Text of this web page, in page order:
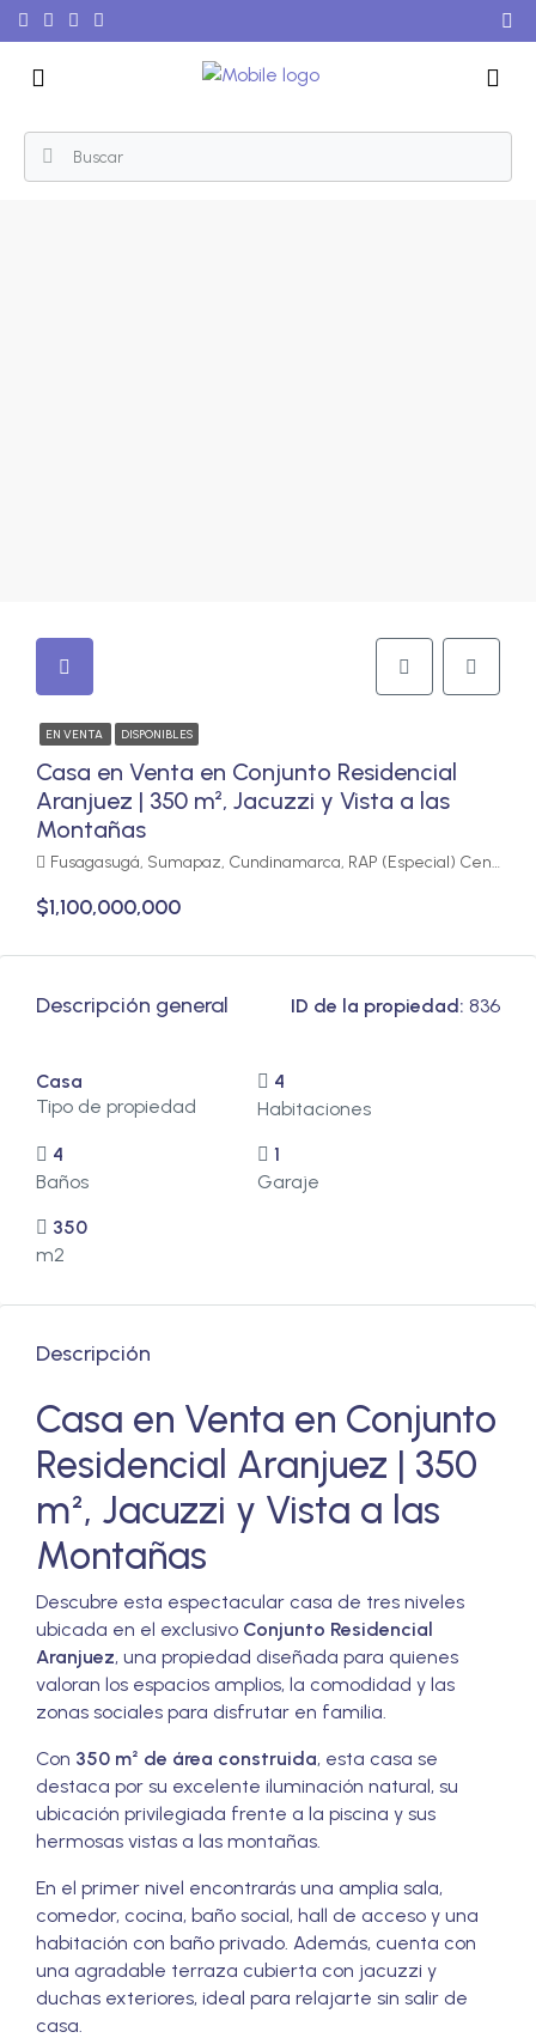
EN VENTA DISPONIBLES
Casa en Venta en Conjunto Residencial
Aranjuez | 350 m², Jacuzzi y Vista a las
Montañas
Fusagasugá, Sumapaz, Cundinamarca, RAP (Especial) Central, Colombia
$1,100,000,000
Descripción general ID de la propiedad: 836
Casa
Tipo de propiedad
4
Habitaciones
4
Baños
1
Garaje
350
m2
Descripción
Casa en Venta en Conjunto
Residencial Aranjuez | 350
m², Jacuzzi y Vista a las
Montañas
Descubre esta espectacular casa de tres niveles
ubicada en el exclusivo Conjunto Residencial
Aranjuez, una propiedad diseñada para quienes
valoran los espacios amplios, la comodidad y las
zonas sociales para disfrutar en familia.
Con 350 m² de área construida, esta casa se
destaca por su excelente iluminación natural, su
ubicación privilegiada frente a la piscina y sus
hermosas vistas a las montañas.
En el primer nivel encontrarás una amplia sala,
comedor, cocina, baño social, hall de acceso y una
habitación con baño privado. Además, cuenta con
una agradable terraza cubierta con jacuzzi y
duchas exteriores, ideal para relajarte sin salir de
casa.